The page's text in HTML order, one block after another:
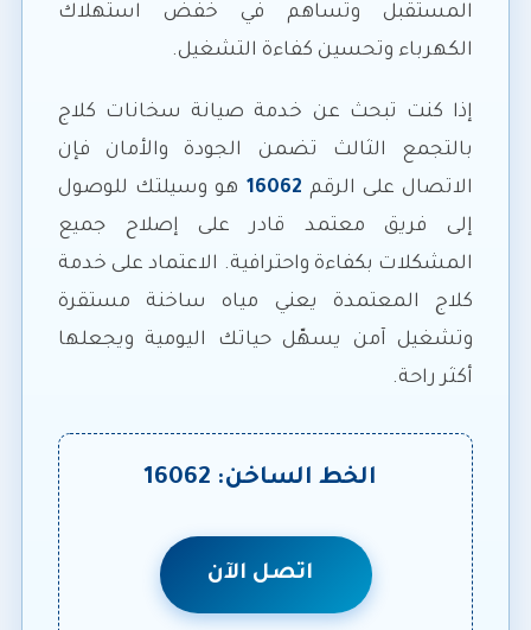
المستقبل وتساهم في خفض استهلاك
الكهرباء وتحسين كفاءة التشغيل.
إذا كنت تبحث عن خدمة صيانة سخانات كلاج
بالتجمع الثالث تضمن الجودة والأمان فإن
الاتصال على الرقم 16062 هو وسيلتك للوصول
إلى فريق معتمد قادر على إصلاح جميع
المشكلات بكفاءة واحترافية. الاعتماد على خدمة
كلاج المعتمدة يعني مياه ساخنة مستقرة
وتشغيل آمن يسهّل حياتك اليومية ويجعلها
أكثر راحة.
الخط الساخن: 16062
اتصل الآن